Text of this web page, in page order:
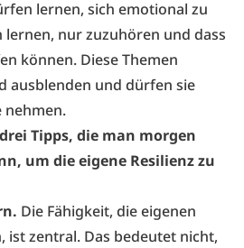
lernen, sich emotional zu
lernen, nur zuzuhören und dass
können. Diese Themen
ausblenden und dürfen sie
nehmen.
Tipps, die man morgen
um die eigene Resilienz zu
Die Fähigkeit, die eigenen
ist zentral. Das bedeutet nicht,